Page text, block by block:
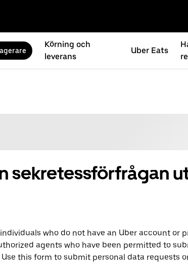
Körning och
leverans
Uber Eats
sekretessförfrågan
who do not have an Uber account or
agents who have been permitted to
this form to submit personal data requests